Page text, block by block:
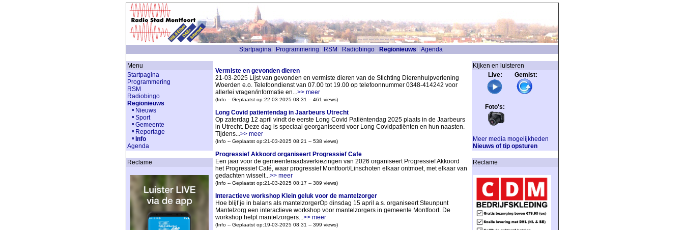
Startpagina Programmering RSM Radiobingo Regionieuws Agenda
Menu
Startpagina
Programmering
RSM
Radiobingo
Regionieuws
Nieuws
Sport
Gemeente
Reportage
Info
Agenda
Reclame
Vermiste en gevonden dieren
21-03-2025 Lijst van gevonden en vermiste dieren van de Stichting Dierenhulpverlening
Woerden e.o. Telefoondienst van 07.00 tot 19.00 op telefoonnummer 0348-414242 voor
allerlei vragen/informatie en...>> meer
(Info -- Geplaatst op:22-03-2025 08:31 -- 461 views)
Long Covid patientendag in Jaarbeurs Utrecht
Op zaterdag 12 april vindt de eerste Long Covid Patiëntendag 2025 plaats in de Jaarbeurs
in Utrecht. Deze dag is speciaal georganiseerd voor Long Covidpatiënten en hun naasten.
Tijdens...>> meer
(Info -- Geplaatst op:21-03-2025 08:21 -- 538 views)
Progressief Akkoord organiseert Progressief Cafe
Een jaar voor de gemeenteraadsverkiezingen van 2026 organiseert Progressief Akkoord
het Progressief Café, waar progressief Montfoort/Linschoten elkaar ontmoet, met elkaar van
gedachten wisselt...>> meer
(Info -- Geplaatst op:21-03-2025 08:17 -- 389 views)
Interactieve workshop Klein geluk voor de mantelzorger
Hoe blijf je in balans als mantelzorgerOp dinsdag 15 april a.s. organiseert Steunpunt
Mantelzorg een interactieve workshop voor mantelzorgers in gemeente Montfoort. De
workshop helpt mantelzorgers...>> meer
(Info -- Geplaatst op:19-03-2025 08:31 -- 399 views)
Kijken en luisteren
Live: Gemist:
Foto's:
Meer media mogelijkheden
Nieuws of tip opsturen
Reclame